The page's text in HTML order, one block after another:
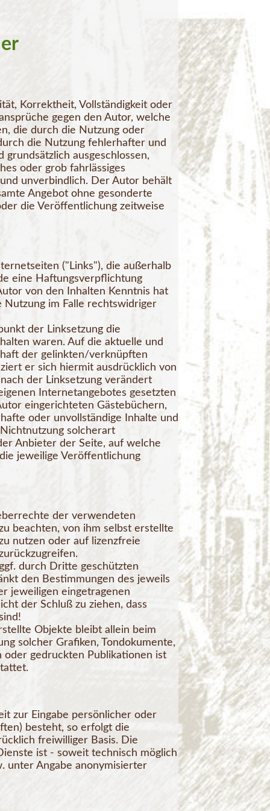
Korrektheit, Vollständigkeit oder
gegen den Autor, welche
die durch die Nutzung oder
die Nutzung fehlerhafter und
ausgeschlossen,
oder grob fahrlässiges
unverbindlich. Der Autor behält
Angebot ohne gesonderte
die Veröffentlichung zeitweise
("Links"), die außerhalb
eine Haftungsverpflichtung
von den Inhalten Kenntnis hat
Nutzung im Falle rechtswidriger
der Linksetzung die
waren. Auf die aktuelle und
der gelinkten/verknüpften
er sich hiermit ausdrücklich von
der Linksetzung verändert
Internetangebotes gesetzten
eingerichteten Gästebüchern,
oder unvollständige Inhalte und
solcherart
Anbieter der Seite, auf welche
jeweilige Veröffentlichung
der verwendeten
beachten, von ihm selbst erstellte
nutzen oder auf lizenzfreie
durch Dritte geschützten
den Bestimmungen des jeweils
jeweiligen eingetragenen
der Schluß zu ziehen, dass
Objekte bleibt allein beim
solcher Grafiken, Tondokumente,
oder gedruckten Publikationen ist
zur Eingabe persönlicher oder
besteht, so erfolgt die
freiwilliger Basis. Die
ist - soweit technisch möglich
unter Angabe anonymisierter